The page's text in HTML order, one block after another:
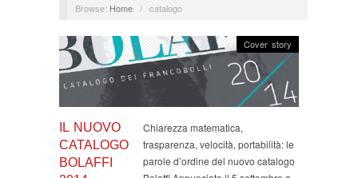
Browse: Home / catalogo
IL NUOVO
CATALOGO
BOLAFFI
Cover story
Chiarezza matematica,
trasparenza, velocità, portabilità: le
parole d’ordine del nuovo catalogo